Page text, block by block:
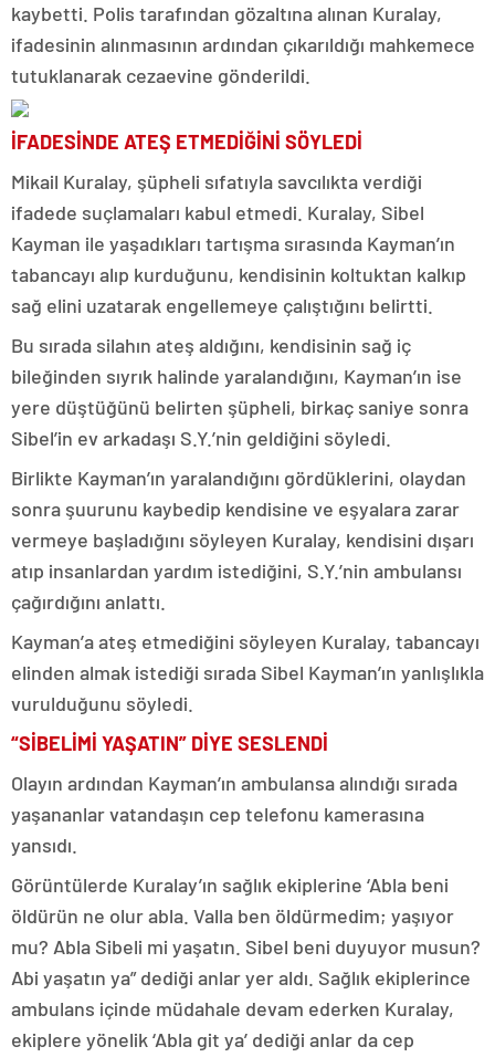
kaybetti. Polis tarafından gözaltına alınan Kuralay,
ifadesinin alınmasının ardından çıkarıldığı mahkemece
tutuklanarak cezaevine gönderildi.
İFADESİNDE ATEŞ ETMEDİĞİNİ SÖYLEDİ
Mikail Kuralay, şüpheli sıfatıyla savcılıkta verdiği
ifadede suçlamaları kabul etmedi. Kuralay, Sibel
Kayman ile yaşadıkları tartışma sırasında Kayman’ın
tabancayı alıp kurduğunu, kendisinin koltuktan kalkıp
sağ elini uzatarak engellemeye çalıştığını belirtti.
Bu sırada silahın ateş aldığını, kendisinin sağ iç
bileğinden sıyrık halinde yaralandığını, Kayman’ın ise
yere düştüğünü belirten şüpheli, birkaç saniye sonra
Sibel’in ev arkadaşı S.Y.’nin geldiğini söyledi.
Birlikte Kayman’ın yaralandığını gördüklerini, olaydan
sonra şuurunu kaybedip kendisine ve eşyalara zarar
vermeye başladığını söyleyen Kuralay, kendisini dışarı
atıp insanlardan yardım istediğini, S.Y.’nin ambulansı
çağırdığını anlattı.
Kayman’a ateş etmediğini söyleyen Kuralay, tabancayı
elinden almak istediği sırada Sibel Kayman’ın yanlışlıkla
vurulduğunu söyledi.
“SİBELİMİ YAŞATIN” DİYE SESLENDİ
Olayın ardından Kayman’ın ambulansa alındığı sırada
yaşananlar vatandaşın cep telefonu kamerasına
yansıdı.
Görüntülerde Kuralay’ın sağlık ekiplerine ‘Abla beni
öldürün ne olur abla. Valla ben öldürmedim; yaşıyor
mu? Abla Sibeli mi yaşatın. Sibel beni duyuyor musun?
Abi yaşatın ya” dediği anlar yer aldı. Sağlık ekiplerince
ambulans içinde müdahale devam ederken Kuralay,
ekiplere yönelik ‘Abla git ya’ dediği anlar da cep